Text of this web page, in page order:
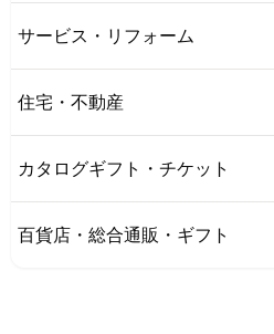
サービス・リフォーム
住宅・不動産
カタログギフト・チケット
百貨店・総合通販・ギフト